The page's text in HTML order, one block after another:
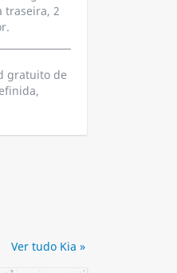
traseira, 2
gratuito de
Ver tudo Kia »